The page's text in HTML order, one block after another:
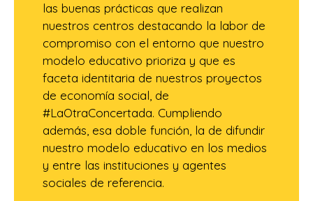
las buenas prácticas que realizan
nuestros centros destacando la labor de
compromiso con el entorno que nuestro
modelo educativo prioriza y que es
faceta identitaria de nuestros proyectos
de economía social, de
#LaOtraConcertada. Cumpliendo
además, esa doble función, la de difundir
nuestro modelo educativo en los medios
y entre las instituciones y agentes
sociales de referencia.